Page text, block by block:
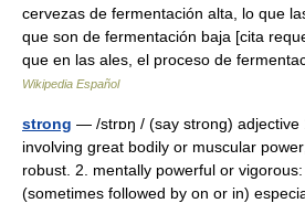
cervezas de fermentación alta, lo que
que son de fermentación baja [cita
que en las ales, el proceso de
Wikipedia Español
strong — /strɒŋ / (say strong) adjective
involving great bodily or muscular
robust. 2. mentally powerful or vigorous:
(sometimes followed by on or in)